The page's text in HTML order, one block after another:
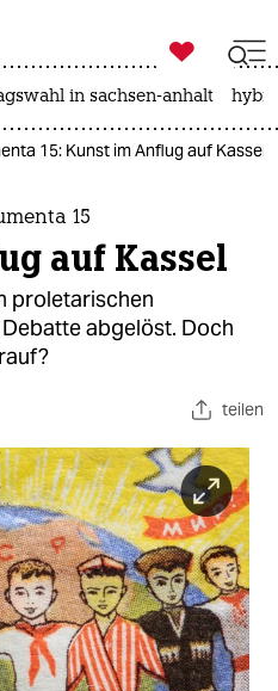
ich

taz zahl ich
in sachsen-anhalt
15: Kunst im Anflug auf Kassel
15
auf Kassel
proletarischen
abgelöst. Doch
teilen